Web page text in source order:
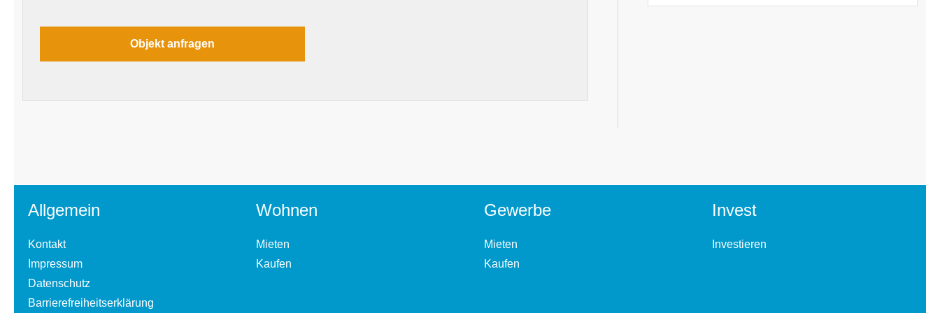
Allgemein
Kontakt
Impressum
Datenschutz
Barrierefreiheitserklärung
Wohnen
Mieten
Kaufen
Gewerbe
Mieten
Kaufen
Invest
Investieren